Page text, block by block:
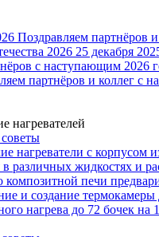
Поздравляем партнёров
2026 25 декабря
с наступающим 2026
партнёров и коллег с
нагревателей
нагреватели с корпусом
в различных жидкостях и
композитной печи
и создание термокамеры
нагрева до 72 бочек на